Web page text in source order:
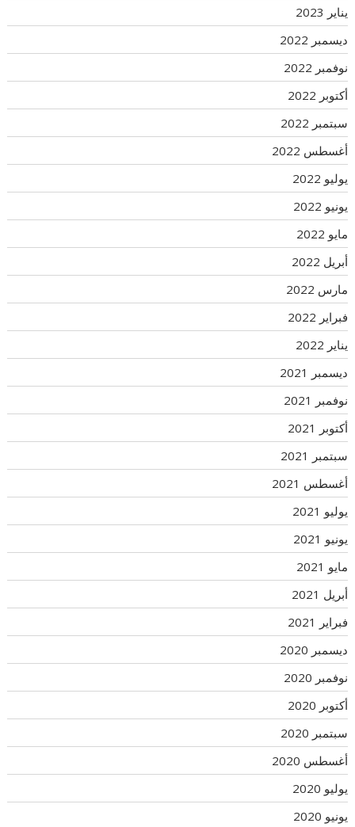
يناير 2023
ديسمبر 2022
نوفمبر 2022
أكتوبر 2022
سبتمبر 2022
أغسطس 2022
يوليو 2022
يونيو 2022
مايو 2022
أبريل 2022
مارس 2022
فبراير 2022
يناير 2022
ديسمبر 2021
نوفمبر 2021
أكتوبر 2021
سبتمبر 2021
أغسطس 2021
يوليو 2021
يونيو 2021
مايو 2021
أبريل 2021
فبراير 2021
ديسمبر 2020
نوفمبر 2020
أكتوبر 2020
سبتمبر 2020
أغسطس 2020
يوليو 2020
يونيو 2020